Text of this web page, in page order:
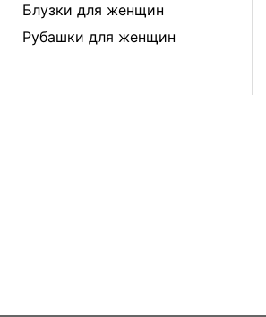
Блузки для женщин
Рубашки для женщин